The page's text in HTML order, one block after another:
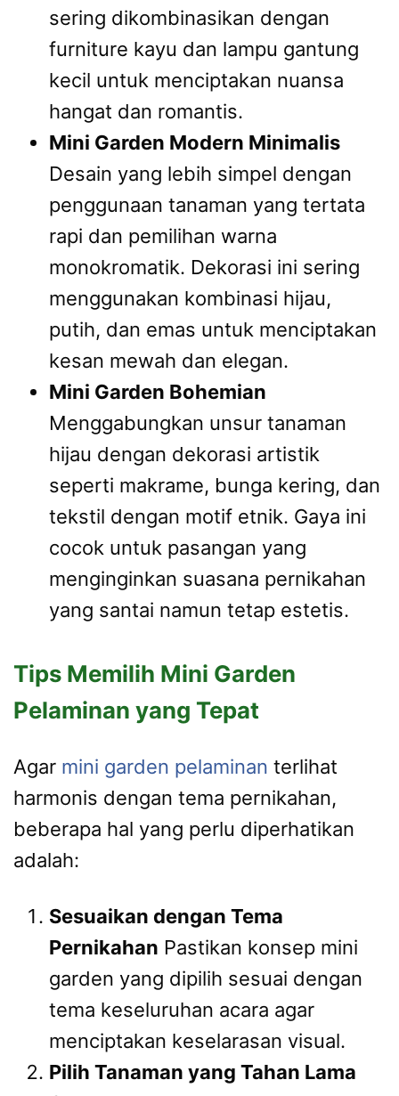
sering dikombinasikan dengan
furniture kayu dan lampu gantung
kecil untuk menciptakan nuansa
hangat dan romantis.
Mini Garden Modern Minimalis
Desain yang lebih simpel dengan
penggunaan tanaman yang tertata
rapi dan pemilihan warna
monokromatik. Dekorasi ini sering
menggunakan kombinasi hijau,
putih, dan emas untuk menciptakan
kesan mewah dan elegan.
Mini Garden Bohemian
Menggabungkan unsur tanaman
hijau dengan dekorasi artistik
seperti makrame, bunga kering, dan
tekstil dengan motif etnik. Gaya ini
cocok untuk pasangan yang
menginginkan suasana pernikahan
yang santai namun tetap estetis.
Tips Memilih Mini Garden
Pelaminan yang Tepat
Agar mini garden pelaminan terlihat
harmonis dengan tema pernikahan,
beberapa hal yang perlu diperhatikan
adalah:
Sesuaikan dengan Tema
Pernikahan Pastikan konsep mini
garden yang dipilih sesuai dengan
tema keseluruhan acara agar
menciptakan keselarasan visual.
Pilih Tanaman yang Tahan Lama